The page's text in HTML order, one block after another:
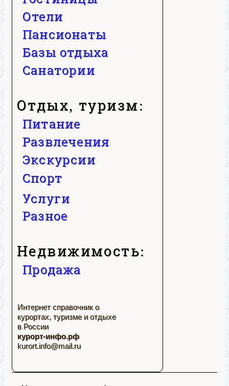
Отели
Пансионаты
Базы отдыха
Санатории
Отдых, туризм:
Питание
Развлечения
Экскурсии
Спорт
Услуги
Разное
Недвижимость:
Продажа
Интернет справочник о
курортах, туризме и отдыхе
в России
курорт-инфо.рф
kurort.info@mail.ru